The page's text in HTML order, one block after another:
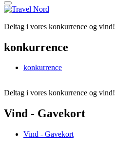
Deltag i vores konkurrence og vind!
konkurrence
konkurrence
Deltag i vores konkurrence og vind!
Vind - Gavekort
Vind - Gavekort